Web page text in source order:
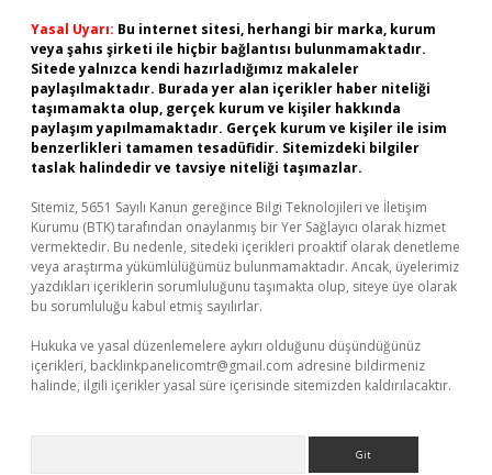
Yasal Uyarı: Bu internet sitesi, herhangi bir marka, kurum
veya şahıs şirketi ile hiçbir bağlantısı bulunmamaktadır.
Sitede yalnızca kendi hazırladığımız makaleler
paylaşılmaktadır. Burada yer alan içerikler haber niteliği
taşımamakta olup, gerçek kurum ve kişiler hakkında
paylaşım yapılmamaktadır. Gerçek kurum ve kişiler ile isim
benzerlikleri tamamen tesadüfidir. Sitemizdeki bilgiler
taslak halindedir ve tavsiye niteliği taşımazlar.
Sitemiz, 5651 Sayılı Kanun gereğince Bilgi Teknolojileri ve İletişim
Kurumu (BTK) tarafından onaylanmış bir Yer Sağlayıcı olarak hizmet
vermektedir. Bu nedenle, sitedeki içerikleri proaktif olarak denetleme
veya araştırma yükümlülüğümüz bulunmamaktadır. Ancak, üyelerimiz
yazdıkları içeriklerin sorumluluğunu taşımakta olup, siteye üye olarak
bu sorumluluğu kabul etmiş sayılırlar.
Hukuka ve yasal düzenlemelere aykırı olduğunu düşündüğünüz
içerikleri, backlinkpanelicomtr@gmail.com adresine bildirmeniz
halinde, ilgili içerikler yasal süre içerisinde sitemizden kaldırılacaktır.